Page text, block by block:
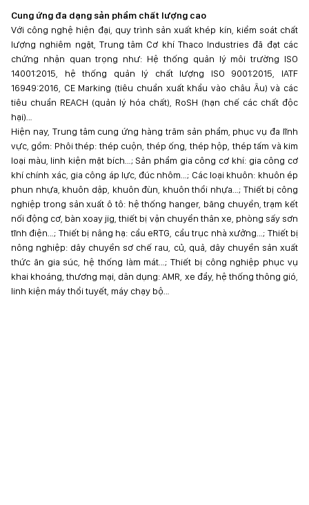
Cung ứng đa dạng sản phẩm chất lượng cao
Với công nghệ hiện đại, quy trình sản xuất khép kín, kiểm soát chất
lượng nghiêm ngặt, Trung tâm Cơ khí Thaco Industries đã đạt các
chứng nhận quan trọng như: Hệ thống quản lý môi trường ISO
14001:2015, hệ thống quản lý chất lượng ISO 9001:2015, IATF
16949:2016, CE Marking (tiêu chuẩn xuất khẩu vào châu Âu) và các
tiêu chuẩn REACH (quản lý hóa chất), RoSH (hạn chế các chất độc
hại)…
Hiện nay, Trung tâm cung ứng hàng trăm sản phẩm, phục vụ đa lĩnh
vực, gồm: Phôi thép: thép cuộn, thép ống, thép hộp, thép tấm và kim
loại màu, linh kiện mặt bích…; Sản phẩm gia công cơ khí: gia công cơ
khí chính xác, gia công áp lực, đúc nhôm…; Các loại khuôn: khuôn ép
phun nhựa, khuôn dập, khuôn đùn, khuôn thổi nhựa…; Thiết bị công
nghiệp trong sản xuất ô tô: hệ thống hanger, băng chuyền, trạm kết
nối động cơ, bàn xoay jig, thiết bị vận chuyển thân xe, phòng sấy sơn
tĩnh điện…; Thiết bị nâng hạ: cẩu eRTG, cẩu trục nhà xưởng…; Thiết bị
nông nghiệp: dây chuyền sơ chế rau, củ, quả, dây chuyền sản xuất
thức ăn gia súc, hệ thống làm mát…; Thiết bị công nghiệp phục vụ
khai khoáng, thương mại, dân dụng: AMR, xe đẩy, hệ thống thông gió,
linh kiện máy thổi tuyết, máy chạy bộ…